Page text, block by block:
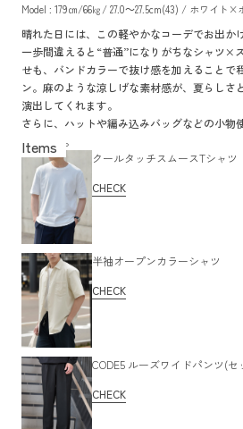
Model : 179㎝/66㎏/ 27.0～27.5cm(43) / ホワイト×
晴れた日には、この軽やかなコーデでお出か
一歩間違えると“普通”になりがちなシャツ×
せも、バンドカラーで抜け感を加えることで
ン。麻のような涼しげな素材感が、夏らしさ
演出してくれます。
さらに、ハットや編み込みバッグなどの小物
遊び心を。
クールタッチスムースTシャツ
CHECK
半袖オープンカラーシャツ
CHECK
CODE5 ルーズワイドパンツ(
CHECK